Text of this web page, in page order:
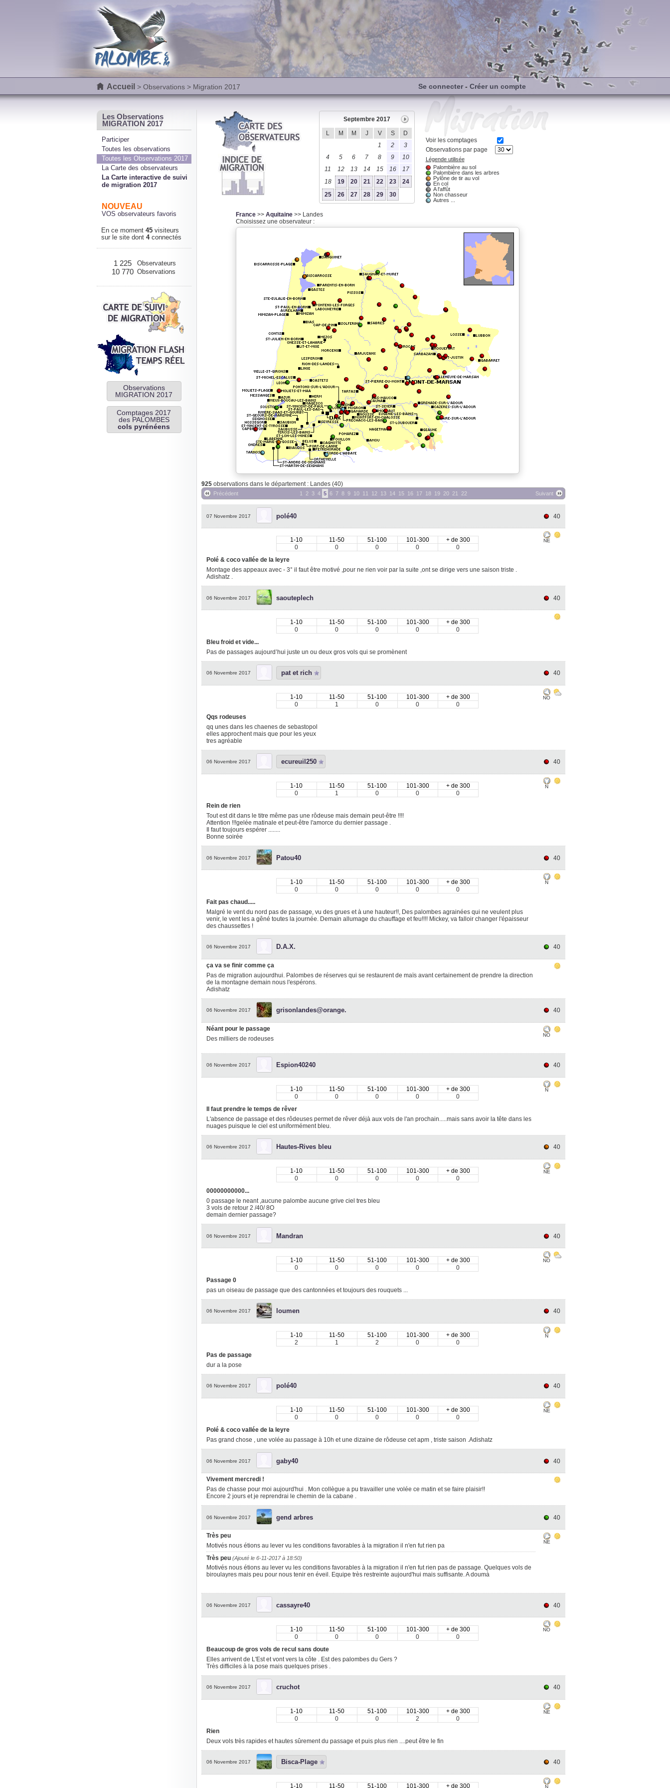
Accueil > Observations> Migration 2017 Se connecter- Créer un compte
Les Observations
MIGRATION 2017
Participer
Toutes les observations
Toutes les Observations 2017
La Carte des observateurs
La Carte interactive de suivi
de migration 2017
NOUVEAU
VOS observateurs favoris
En ce moment 45visiteurs
sur le site dont 4connectés
1 225 Observateurs
10 770 Observations
Observations
MIGRATION 2017
Comptages 2017
des PALOMBES
cols pyrénéens
Septembre 2017
L
M M J V S
D
1
2
3
4
5 6 7 8 9
10
11
12 13 14 15 16
17
18
19 20 21 22 23
24
25
26 27 28 29 30
Voir les comptages
Observations par page
Légende utilisée
Palombière au sol
Palombière dans les arbres
Pylône de tir au vol
En col
A l'affût
Non chasseur
Autres ...
France>> Aquitaine>> Landes
Choisissez une observateur :
925observations dans le département : Landes (40)
Suivant
Précédent 1 2 3 4 5 6 7 8 9 10 11 12 13 14 15 16 17 18 19 20 21 22
07 Novembre 2017 polé40 40
1-10 11-50 51-100 101-300
+ de 300
0
0 0 0
0
Polé & coco vallée de la leyre
Montage des appeaux avec - 3° il faut être motivé ,pour ne rien voir par la suite ,ont se dirige vers une saison triste .
Adishatz .
NE
06 Novembre 2017 saouteplech 40
1-10 11-50 51-100 101-300
+ de 300
0
0 0 0
0
Bleu froid et vide...
Pas de passages aujourd’hui juste un ou deux gros vols qui se promènent
06 Novembre 2017 pat et rich 40
1-10 11-50 51-100 101-300
+ de 300
0
1 0 0
0
Qqs rodeuses
qq unes dans les chaenes de sebastopol
elles approchent mais que pour les yeux
tres agréable
NO
06 Novembre 2017 ecureuil250 40
1-10 11-50 51-100 101-300
+ de 300
0
1 0 0
0
Rein de rien
Tout est dit dans le titre même pas une rôdeuse mais demain peut-être !!!!
Attention !!!gelée matinale et peut-être l'amorce du dernier passage .
Il faut toujours espérer ........
Bonne soirée
N
06 Novembre 2017 Patou40 40
1-10 11-50 51-100 101-300
+ de 300
0
0 0 0
0
Fait pas chaud.....
Malgré le vent du nord pas de passage, vu des grues et à une hauteur!!, Des palombes agrainées qui ne veulent plus
venir, le vent les a gêné toutes la journée. Demain allumage du chauffage et feu!!!! Mickey, va falloir changer l'épaisseur
des chaussettes !
N
06 Novembre 2017 D.A.X. 40
ça va se finir comme ça
Pas de migration aujourdhui. Palombes de réserves qui se restaurent de maïs avant certainement de prendre la direction
de la montagne demain nous l'espérons.
Adishatz
06 Novembre 2017 grisonlandes@orange. 40
Néant pour le passage
Des milliers de rodeuses
NO
06 Novembre 2017 Espion40240 40
1-10 11-50 51-100 101-300
+ de 300
0
0 0 0
0
Il faut prendre le temps de rêver
L'absence de passage et des rôdeuses permet de rêver déjà aux vols de l'an prochain.....mais sans avoir la tête dans les
nuages puisque le ciel est uniformément bleu.
N
06 Novembre 2017 Hautes-Rives bleu 40
1-10 11-50 51-100 101-300
+ de 300
0
0 0 0
0
00000000000...
0 passage le neant ,aucune palombe aucune grive ciel tres bleu
3 vols de retour 2 /40/ 8O
demain dernier passage?
NE
06 Novembre 2017 Mandran 40
1-10 11-50 51-100 101-300
+ de 300
0
0 0 0
0
Passage 0
pas un oiseau de passage que des cantonnées et toujours des rouquets ...
NO
06 Novembre 2017 loumen 40
1-10 11-50 51-100 101-300
+ de 300
2
1 2 0
0
Pas de passage
dur a la pose
N
06 Novembre 2017 polé40 40
1-10 11-50 51-100 101-300
+ de 300
0
0 0 0
0
Polé & coco vallée de la leyre
Pas grand chose , une volée au passage à 10h et une dizaine de rôdeuse cet apm , triste saison .Adishatz
NE
06 Novembre 2017 gaby40 40
Vivement mercredi !
Pas de chasse pour moi aujourd'hui . Mon collègue a pu travailler une volée ce matin et se faire plaisir!!
Encore 2 jours et je reprendrai le chemin de la cabane .
06 Novembre 2017 gend arbres 40
Très peu
Motivés nous étions au lever vu les conditions favorables à la migration il n'en fut rien pa
Très peu (Ajouté le 6-11-2017 à 18:50)
Motivés nous étions au lever vu les conditions favorables à la migration il n'en fut rien pas de passage. Quelques vols de
biroulayres mais peu pour nous tenir en éveil. Equipe très restreinte aujourd'hui mais suffisante. A doumà
NE
06 Novembre 2017 cassayre40 40
1-10 11-50 51-100 101-300
+ de 300
0
0 0 0
0
Beaucoup de gros vols de recul sans doute
Elles arrivent de L'Est et vont vers la côte . Est des palombes du Gers ?
Très difficiles à la pose mais quelques prises .
NO
06 Novembre 2017 cruchot 40
1-10 11-50 51-100 101-300
+ de 300
0
0 0 2
0
Rien
Deux vols très rapides et hautes sûrement du passage et puis plus rien ....peut être le fin
NE
06 Novembre 2017 Bisca-Plage 40
1-10 11-50 51-100 101-300 + de 300 N